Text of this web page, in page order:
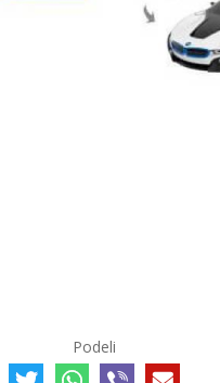
Podeli